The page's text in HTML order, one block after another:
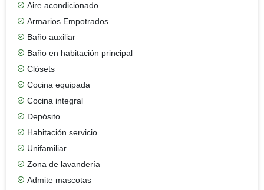
Aire acondicionado
Armarios Empotrados
Baño auxiliar
Baño en habitación principal
Clósets
Cocina equipada
Cocina integral
Depósito
Habitación servicio
Unifamiliar
Zona de lavandería
Admite mascotas